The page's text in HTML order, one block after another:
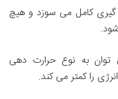
با ۱۰۰ درصد گاز گیری کامل می سوزد و هیچ
توان به نوع حرارت دهی
را کمتر می کند.